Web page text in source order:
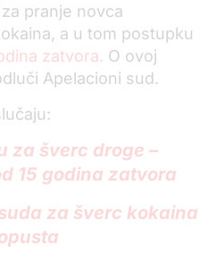
pranje novca
a u tom postupku
zatvora. O ovoj
Apelacioni sud.
za šverc droge –
15 godina zatvora
za šverc kokaina